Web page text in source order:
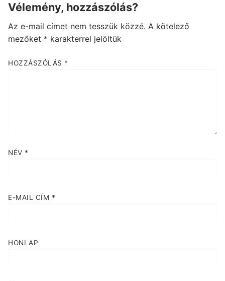
Vélemény, hozzászólás?
Az e-mail címet nem tesszük közzé. A kötelező
mezőket * karakterrel jelöltük
HOZZÁSZÓLÁS *
NÉV *
E-MAIL CÍM *
HONLAP